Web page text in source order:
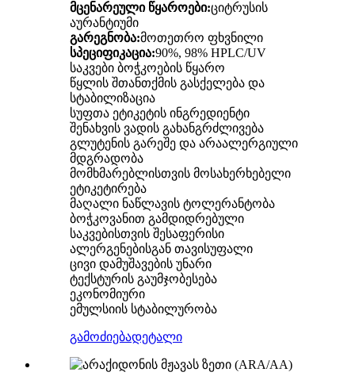
მცენარეული წყაროები:ციტრუსის
აურანტიუმი
გარეგნობა:მოთეთრო ფხვნილი
სპეციფიკაცია:90%, 98% HPLC/UV
საკვები ბოჭკოების წყარო
წყლის შთანთქმის გასქელება და
სტაბილიზაცია
სუფთა ეტიკეტის ინგრედიენტი
შენახვის ვადის გახანგრძლივება
გლუტენის გარეშე და არაალერგიული
მდგრადობა
მომხმარებლისთვის მოსახერხებელი
ეტიკეტირება
მაღალი ნაწლავის ტოლერანტობა
ბოჭკოვანით გამდიდრებული
საკვებისთვის შესაფერისი
ალერგენებისგან თავისუფალი
ცივი დამუშავების უნარი
ტექსტურის გაუმჯობესება
ეკონომიური
ემულსიის სტაბილურობა
გამოძიებადეტალი